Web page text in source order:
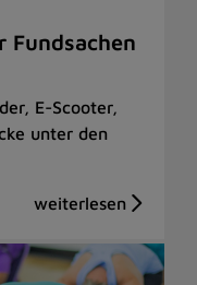
Fundsachen
E-Scooter,
unter den